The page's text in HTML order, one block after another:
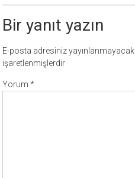
Bir yanıt yazın
E-posta adresiniz yayınlanmayacak.
işaretlenmişlerdir
Yorum*